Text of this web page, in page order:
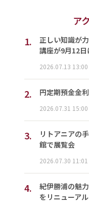
ア
1.
正しい知識が
講座が9月12
2026.07.13 13:00
2. 円定期預金金
2026.07.31 15:00
3.
リトアニアの
館で展覧会
2026.07.30 11:01
4.
紀伊勝浦の魅
をリニューアル